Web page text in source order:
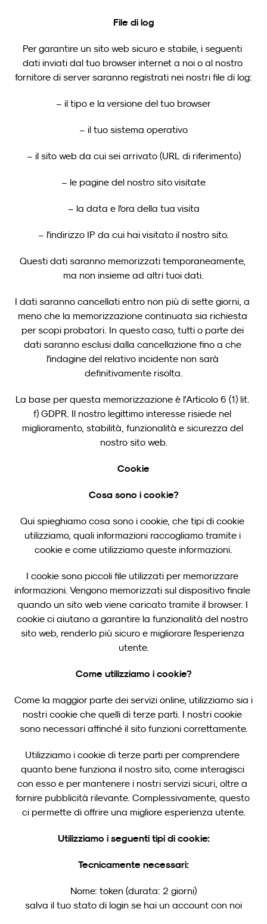
File di log
Per garantire un sito web sicuro e stabile, i seguenti
dati inviati dal tuo browser internet a noi o al nostro
fornitore di server saranno registrati nei nostri file di log:
– il tipo e la versione del tuo browser
– il tuo sistema operativo
– il sito web da cui sei arrivato (URL di riferimento)
– le pagine del nostro sito visitate
– la data e l'ora della tua visita
– l'indirizzo IP da cui hai visitato il nostro sito.
Questi dati saranno memorizzati temporaneamente,
ma non insieme ad altri tuoi dati.
I dati saranno cancellati entro non più di sette giorni, a
meno che la memorizzazione continuata sia richiesta
per scopi probatori. In questo caso, tutti o parte dei
dati saranno esclusi dalla cancellazione fino a che
l'indagine del relativo incidente non sarà
definitivamente risolta.
La base per questa memorizzazione è l'Articolo 6 (1) lit.
f) GDPR. Il nostro legittimo interesse risiede nel
miglioramento, stabilità, funzionalità e sicurezza del
nostro sito web.
Cookie
Cosa sono i cookie?
Qui spieghiamo cosa sono i cookie, che tipi di cookie
utilizziamo, quali informazioni raccogliamo tramite i
cookie e come utilizziamo queste informazioni.
I cookie sono piccoli file utilizzati per memorizzare
informazioni. Vengono memorizzati sul dispositivo finale
quando un sito web viene caricato tramite il browser. I
cookie ci aiutano a garantire la funzionalità del nostro
sito web, renderlo più sicuro e migliorare l'esperienza
utente.
Come utilizziamo i cookie?
Come la maggior parte dei servizi online, utilizziamo sia i
nostri cookie che quelli di terze parti. I nostri cookie
sono necessari affinché il sito funzioni correttamente.
Utilizziamo i cookie di terze parti per comprendere
quanto bene funziona il nostro sito, come interagisci
con esso e per mantenere i nostri servizi sicuri, oltre a
fornire pubblicità rilevante. Complessivamente, questo
ci permette di offrire una migliore esperienza utente.
Utilizziamo i seguenti tipi di cookie:
Tecnicamente necessari:
Nome: token (durata: 2 giorni)
salva il tuo stato di login se hai un account con noi